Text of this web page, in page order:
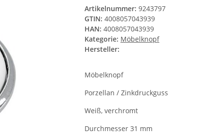
Artikelnummer: 9243797
GTIN: 4008057043939
HAN: 4008057043939
Kategorie: Möbelknopf
Hersteller:
Möbelknopf
Porzellan / Zinkdruckguss
Weiß, verchromt
Durchmesser 31 mm